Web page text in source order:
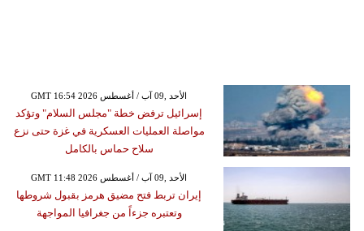
GMT 16:54 2026 الأحد ,09 آب / أغسطس
إسرائيل ترفض خطة "مجلس السلام" وتؤكد
مواصلة العمليات العسكرية في غزة حتى نزع
سلاح حماس بالكامل
GMT 11:48 2026 الأحد ,09 آب / أغسطس
إيران تربط فتح مضيق هرمز بقبول شروطها
وتعتبره جزءاً من جغرافيا المواجهة